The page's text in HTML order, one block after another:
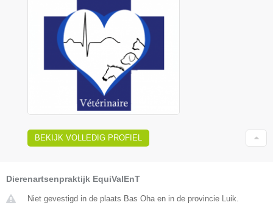
BEKIJK VOLLEDIG PROFIEL
Dierenartsenpraktijk EquiValEnT
Niet gevestigd in de plaats Bas Oha en in de provincie Luik.